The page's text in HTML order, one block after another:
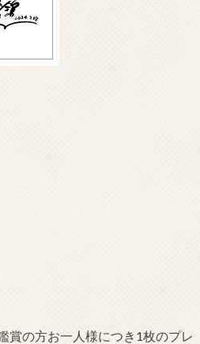
賞の方お一人様につき1枚のプレ